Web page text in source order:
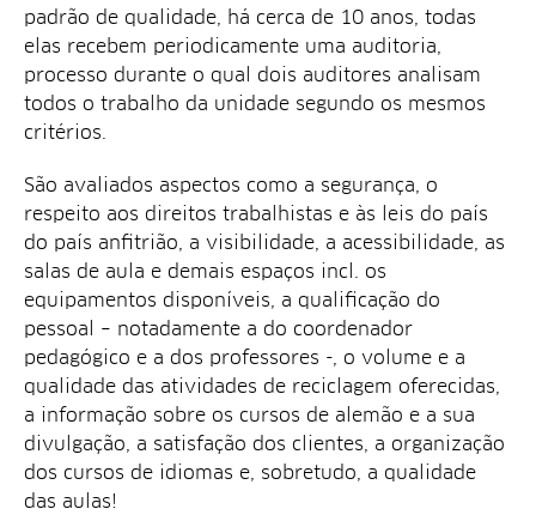
padrão de qualidade, há cerca de 10 anos, todas
elas recebem periodicamente uma auditoria,
processo durante o qual dois auditores analisam
todos o trabalho da unidade segundo os mesmos
critérios.
São avaliados aspectos como a segurança, o
respeito aos direitos trabalhistas e às leis do país
do país anfitrião, a visibilidade, a acessibilidade, as
salas de aula e demais espaços incl. os
equipamentos disponíveis, a qualificação do
pessoal – notadamente a do coordenador
pedagógico e a dos professores -, o volume e a
qualidade das atividades de reciclagem oferecidas,
a informação sobre os cursos de alemão e a sua
divulgação, a satisfação dos clientes, a organização
dos cursos de idiomas e, sobretudo, a qualidade
das aulas!